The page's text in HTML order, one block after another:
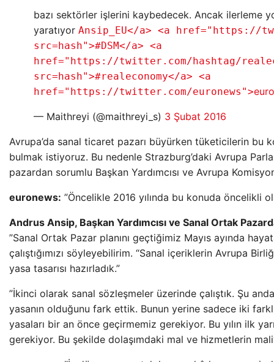
bazı sektörler işlerini kaybedecek. Ancak ilerleme
yaratıyor Ansip_EU</a> <a href="https://
src=hash">#DSM</a> <a
href="https://twitter.com/hashtag/
src=hash">#realeconomy</a> <a
href="https://twitter.com/euronews">
— Maithreyi (@maithreyi_s) 3 Şubat 2016
Avrupa’da sanal ticaret pazarı büyürken tüketicilerin bu
bulmak istiyoruz. Bu nedenle Strazburg’daki Avrupa
pazardan sorumlu Başkan Yardımcısı ve Avrupa
euronews: ”Öncelikle 2016 yılında bu konuda öncelikli
Andrus Ansip, Başkan Yardımcısı ve Sanal Ortak
”Sanal Ortak Pazar planını geçtiğimiz Mayıs ayında
çalıştığımızı söyleyebilirim. “Sanal içeriklerin Avrupa
yasa tasarısı hazırladık.”
”İkinci olarak sanal sözleşmeler üzerinde çalıştık. Şu
yasanın olduğunu fark ettik. Bunun yerine sadece iki
yasaları bir an önce geçirmemiz gerekiyor. Bu yılın ilk
gerekiyor. Bu şekilde dolaşımdaki mal ve hizmetlerin